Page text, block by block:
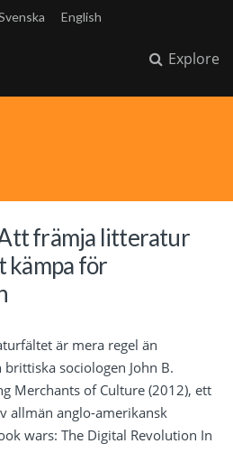
English
Explore
främja litteratur
kämpa för
är mera regel än
sociologen John B.
Merchants of Culture (2012), ett
allmän anglo-amerikansk
wars: The Digital Revolution In